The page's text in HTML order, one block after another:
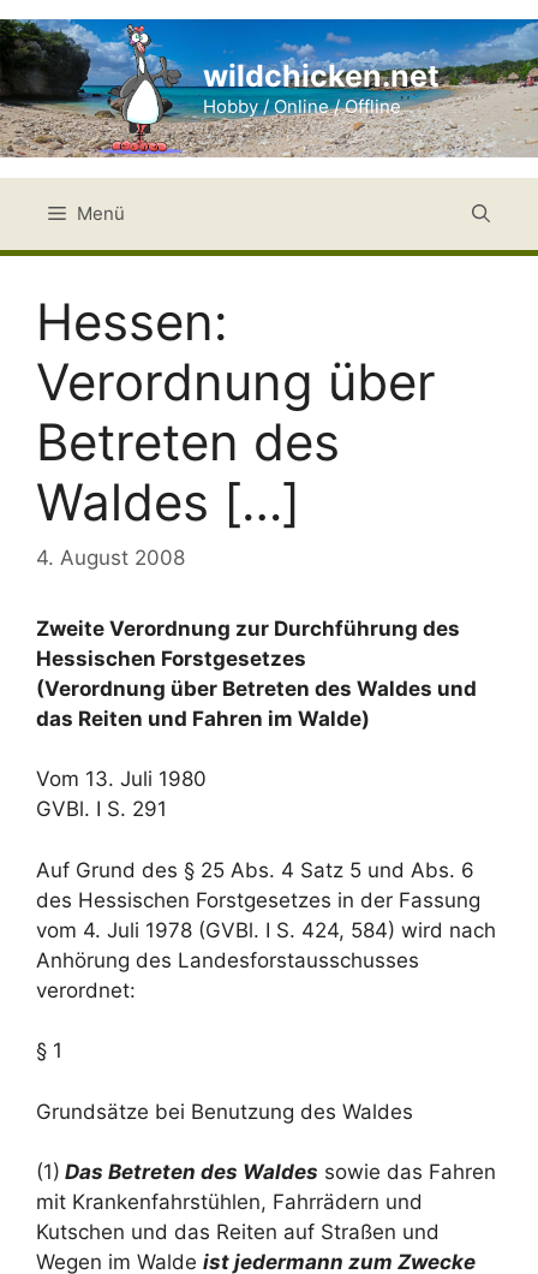
Zum
Inhalt
springen
wildchicken.net
Hobby / Online / Offline
Menü
Hessen:
Verordnung über
Betreten des
Waldes […]
4. August 2008
Zweite Verordnung zur Durchführung des
Hessischen Forstgesetzes
(Verordnung über Betreten des Waldes und
das Reiten und Fahren im Walde)
Vom 13. Juli 1980
GVBl. I S. 291
Auf Grund des § 25 Abs. 4 Satz 5 und Abs. 6
des Hessischen Forstgesetzes in der Fassung
vom 4. Juli 1978 (GVBl. I S. 424, 584) wird nach
Anhörung des Landesforstausschusses
verordnet:
§ 1
Grundsätze bei Benutzung des Waldes
(1) Das Betreten des Waldes sowie das Fahren
mit Krankenfahrstühlen, Fahrrädern und
Kutschen und das Reiten auf Straßen und
Wegen im Walde ist jedermann zum Zwecke